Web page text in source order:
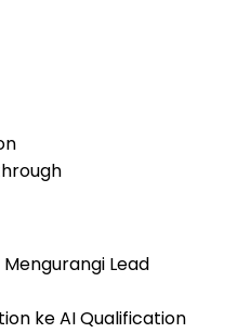
Lead
ke AI Qualification